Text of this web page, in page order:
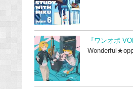
『ワンオポ